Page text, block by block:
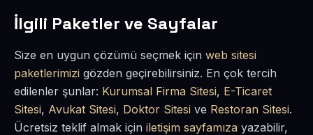
İlgili Paketler ve Sayfalar
Size en uygun çözümü seçmek için web sitesi
paketlerimizi gözden geçirebilirsiniz. En çok tercih
edilenler şunlar: Kurumsal Firma Sitesi, E-Ticaret
Sitesi, Avukat Sitesi, Doktor Sitesi ve Restoran Sitesi.
Ücretsiz teklif almak için iletişim sayfamıza yazabilir,